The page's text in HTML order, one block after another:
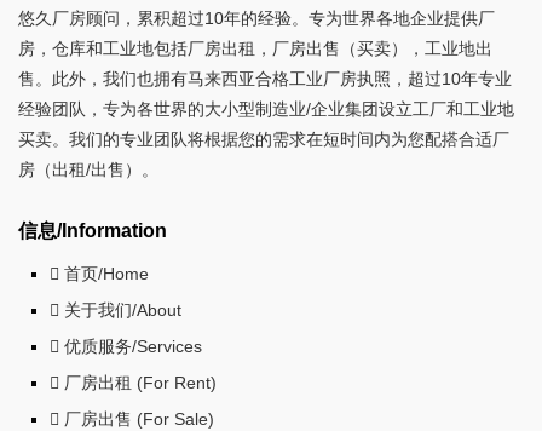
悠久厂房顾问，累积超过10年的经验。专为世界各地企业提供厂
房，仓库和工业地包括厂房出租，厂房出售（买卖），工业地出
售。此外，我们也拥有马来西亚合格工业厂房执照，超过10年专业
经验团队，专为各世界的大小型制造业/企业集团设立工厂和工业地
买卖。我们的专业团队将根据您的需求在短时间内为您配搭合适厂
房（出租/出售）。
信息/Information
首页/Home
关于我们/About
优质服务/Services
厂房出租 (For Rent)
厂房出售 (For Sale)